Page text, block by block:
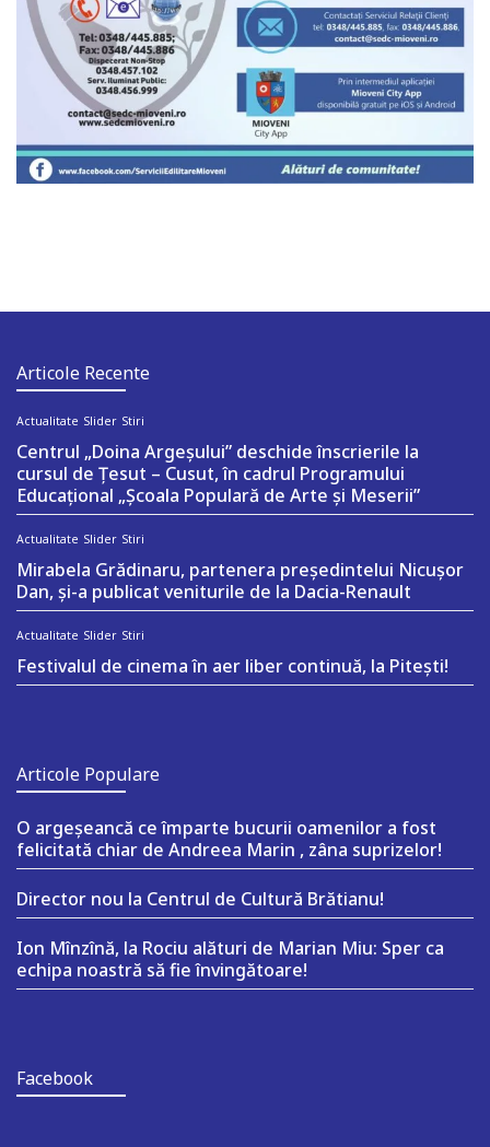
Articole Recente
Actualitate Slider Stiri
Centrul „Doina Argeșului” deschide înscrierile la
cursul de Țesut – Cusut, în cadrul Programului
Educațional „Școala Populară de Arte și Meserii”
Actualitate Slider Stiri
Mirabela Grădinaru, partenera președintelui Nicușor
Dan, și-a publicat veniturile de la Dacia-Renault
Actualitate Slider Stiri
Festivalul de cinema în aer liber continuă, la Pitești!
Articole Populare
O argeşeancă ce împarte bucurii oamenilor a fost
felicitată chiar de Andreea Marin , zâna suprizelor!
Director nou la Centrul de Cultură Brătianu!
Ion Mînzînă, la Rociu alături de Marian Miu: Sper ca
echipa noastră să fie învingătoare!
Facebook